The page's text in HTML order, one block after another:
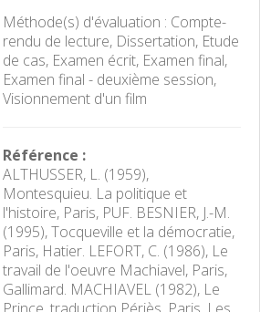
Méthode(s) d'évaluation : Compte-
rendu de lecture, Dissertation, Etude
de cas, Examen écrit, Examen final,
Examen final - deuxième session,
Visionnement d'un film
Référence :
ALTHUSSER, L. (1959),
Montesquieu. La politique et
l'histoire, Paris, PUF. BESNIER, J.-M.
(1995), Tocqueville et la démocratie,
Paris, Hatier. LEFORT, C. (1986), Le
travail de l'oeuvre Machiavel, Paris,
Gallimard. MACHIAVEL (1982), Le